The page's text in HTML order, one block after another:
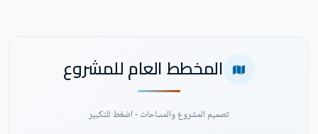
المخطط العام للمشروع
تصميم المشروع والمساحات - اضغط للتكبير